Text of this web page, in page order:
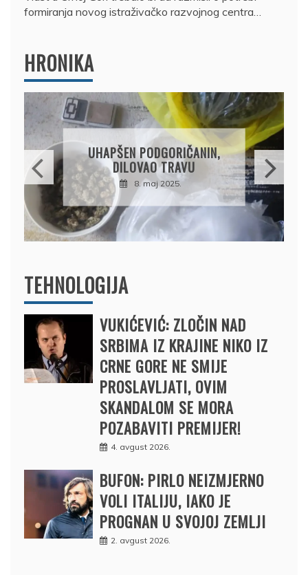
formiranja novog istraživačko razvojnog centra…
HRONIKA
DRŽAVLJANIN RUSIJE
OSUMNJIČEN DA JE
PRODAO TUĐI BMW,
DRŽAVU NAPUSTIO
BRODOM
12. februar 2025.
TEHNOLOGIJA
VUKIĆEVIĆ: ZLOČIN NAD
SRBIMA IZ KRAJINE NIKO IZ
CRNE GORE NE SMIJE
PROSLAVLJATI, OVIM
SKANDALOM SE MORA
POZABAVITI PREMIJER!
4. avgust 2026.
BUFON: PIRLO NEIZMJERNO
VOLI ITALIJU, IAKO JE
PROGNAN U SVOJOJ ZEMLJI
2. avgust 2026.